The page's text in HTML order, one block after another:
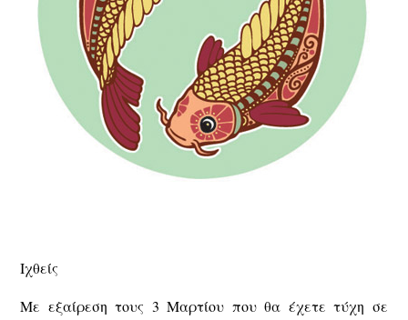
Ιχθείς
Με εξαίρεση τους 3 Μαρτίου που θα έχετε τύχη σε